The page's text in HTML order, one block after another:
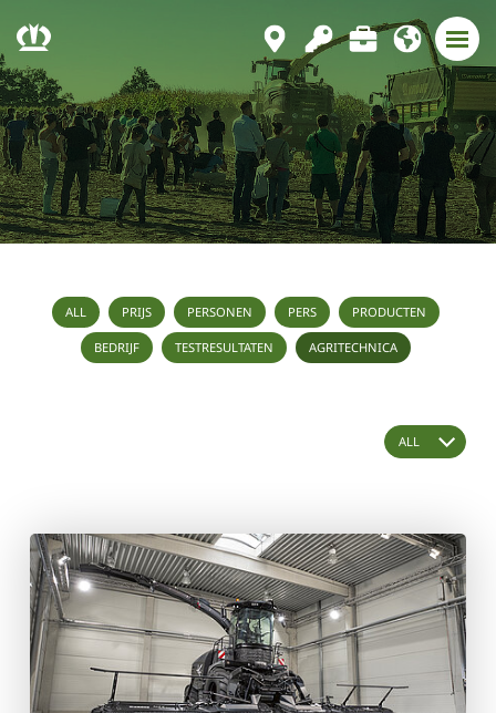
ALL PRIJS PERSONEN PERS PRODUCTEN
BEDRIJF TESTRESULTATEN AGRITECHNICA